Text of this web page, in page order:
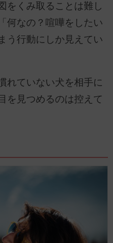
をくみ取ることは難し
何なの？喧嘩をしたい
う行動にしか見えてい
れていない犬を相手に
を見つめるのは控えて